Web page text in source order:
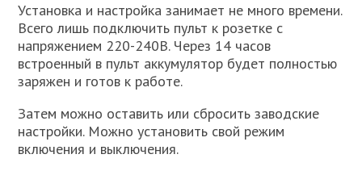
Установка и настройка занимает не много времени.
Всего лишь подключить пульт к розетке с
напряжением 220-240В. Через 14 часов
встроенный в пульт аккумулятор будет полностью
заряжен и готов к работе.
Затем можно оставить или сбросить заводские
настройки. Можно установить свой режим
включения и выключения.